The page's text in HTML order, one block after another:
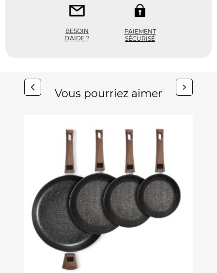
BESOIN
D'AIDE ?
PAIEMENT
SÉCURISÉ
Vous pourriez aimer